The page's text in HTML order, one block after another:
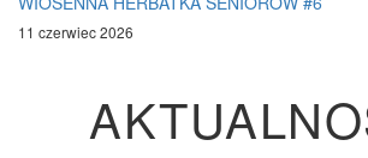
11 czerwiec 2026